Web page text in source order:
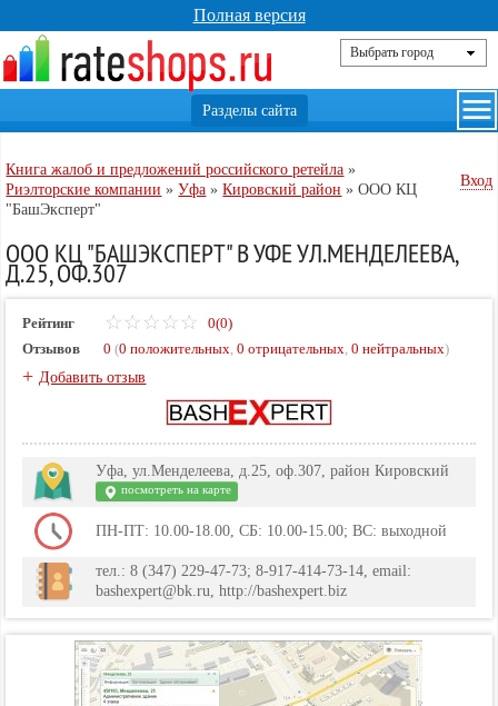
Полная версия
Книга жалоб и предложений российского ретейла »
Риэлторские компании »Уфа »Кировский район »ООО КЦ
"БашЭксперт"
Вход
ООО КЦ "БАШЭКСПЕРТ" В УФЕ УЛ.МЕНДЕЛЕЕВА,
Д.25, ОФ.307
Рейтинг
0(0)
Отзывов
0 (0 положительных,0 отрицательных,0 нейтральных)
+Добавить отзыв
Уфа, ул.Менделеева, д.25, оф.307, район Кировский
посмотреть на карте
ПН-ПТ: 10.00-18.00, СБ: 10.00-15.00; ВС: выходной
тел.: 8 (347) 229-47-73; 8-917-414-73-14, email:
bashexpert@bk.ru, http://bashexpert.biz